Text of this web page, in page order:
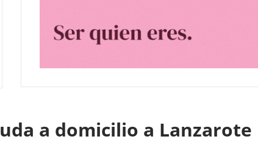
a domicilio a Lanzarote